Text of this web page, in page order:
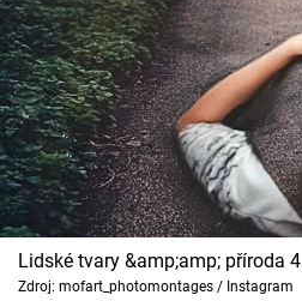
Lidské tvary &amp;amp; příroda 4
Zdroj: mofart_photomontages / Instagram